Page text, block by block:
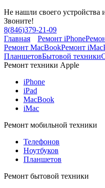
Не нашли своего устройства
Звоните!
8(846)379-21-09
Главная
Ремонт iPhone
Ремонт MacBookРемонт iMac
ПланшетовБытовой техники
Ремонт техники Apple
iPhone
iPad
MacBook
iMac
Ремонт мобильной техники
Телефонов
Ноутбуков
Планшетов
Ремонт бытовой техники